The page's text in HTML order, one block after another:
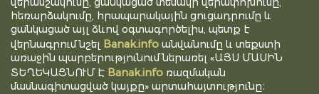
հեռարձակումը, հրապարակային ցուցադրումը և
ցանկացած այլ ձևով օգտագործելիս, պետք է
վերնագրում նշել Banak.info անվանումը և տեքստի
առաջին պարբերությունում ներառել «ԱՅՍ ՄԱՍԻՆ
ՏԵՂԵԿԱՑՆՈՒՄ Է Banak.info ռազմական
մասնագիտացված կայքը» արտահայտությունը։